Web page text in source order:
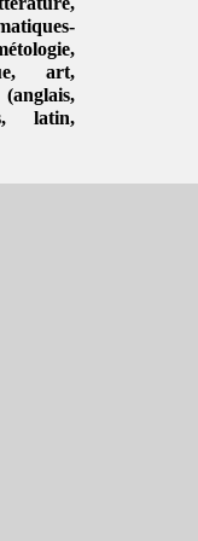
,
, art,
(anglais,
,latin,